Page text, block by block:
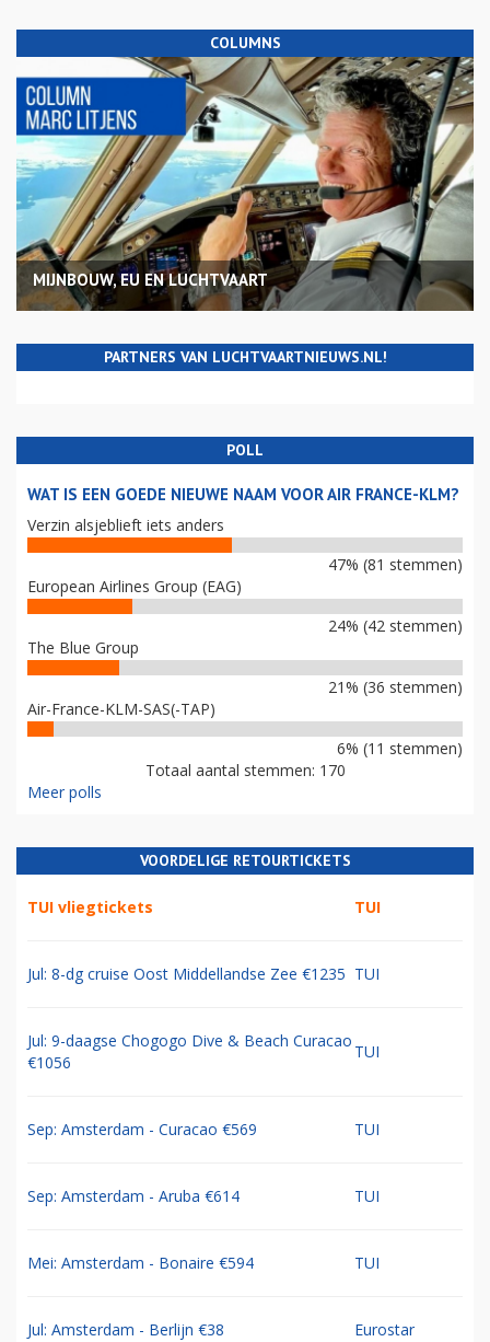
COLUMNS
MIJNBOUW, EU EN LUCHTVAART
PARTNERS VAN LUCHTVAARTNIEUWS.NL!
POLL
WAT IS EEN GOEDE NIEUWE NAAM VOOR AIR FRANCE-KLM?
Verzin alsjeblieft iets anders
47% (81 stemmen)
European Airlines Group (EAG)
24% (42 stemmen)
The Blue Group
21% (36 stemmen)
Air-France-KLM-SAS(-TAP)
6% (11 stemmen)
Totaal aantal stemmen: 170
Meer polls
VOORDELIGE RETOURTICKETS
TUI vliegtickets TUI
Jul: 8-dg cruise Oost Middellandse Zee €1235 TUI
Jul: 9-daagse Chogogo Dive & Beach Curacao
€1056
TUI
Sep: Amsterdam - Curacao €569 TUI
Sep: Amsterdam - Aruba €614 TUI
Mei: Amsterdam - Bonaire €594 TUI
Jul: Amsterdam - Berlijn €38 Eurostar